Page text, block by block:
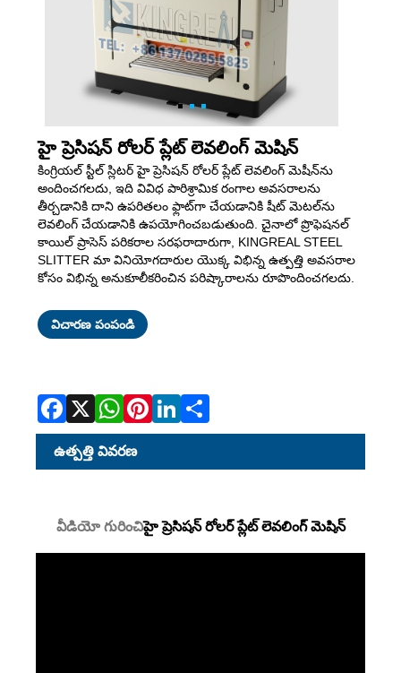
హై ప్రెసిషన్ రోలర్ ప్లేట్ లెవలింగ్ మెషిన్
కింగ్రియల్ స్టీల్ స్లిటర్ హై ప్రెసిషన్ రోలర్ ప్లేట్ లెవలింగ్ మెషీన్‌ను
అందించగలదు, ఇది వివిధ పారిశ్రామిక రంగాల అవసరాలను
తీర్చడానికి దాని ఉపరితలం ఫ్లాట్‌గా చేయడానికి షీట్ మెటల్‌ను
లెవలింగ్ చేయడానికి ఉపయోగించబడుతుంది. చైనాలో ప్రొఫెషనల్
కాయిల్ ప్రాసెస్ పరికరాల సరఫరాదారుగా, KINGREAL STEEL
SLITTER మా వినియోగదారుల యొక్క విభిన్న ఉత్పత్తి అవసరాల
కోసం విభిన్న అనుకూలీకరించిన పరిష్కారాలను రూపొందించగలదు.
విచారణ పంపండి
ఉత్పత్తి వివరణ
వీడియో గురించిహై ప్రెసిషన్ రోలర్ ప్లేట్ లెవలింగ్ మెషిన్